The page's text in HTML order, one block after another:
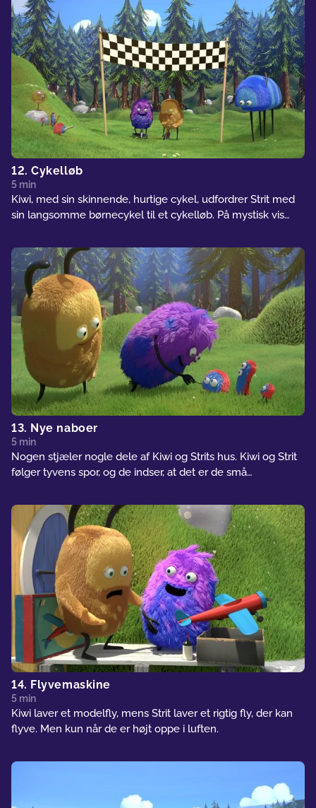
12. Cykelløb
5 min
Kiwi, med sin skinnende, hurtige cykel, udfordrer Strit med
sin langsomme børnecykel til et cykelløb. På mystisk vis
13. Nye naboer
5 min
Nogen stjæler nogle dele af Kiwi og Strits hus. Kiwi og Strit
følger tyvens spor, og de indser, at det er de små
bygge et helt nyt hus til skovens skabninger, så de ikke
længere stjæler fra Kiwi og Strits hus.
14. Flyvemaskine
5 min
Kiwi laver et modelfly, mens Strit laver et rigtig fly, der kan
flyve. Men kun når de er højt oppe i luften.